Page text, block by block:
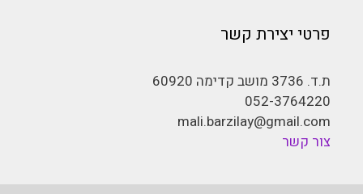
פרטי יצירת קשר
ת.ד. 3736 מושב קדימה 60920
052-3764220
mali.barzilay@gmail.com
צור קשר